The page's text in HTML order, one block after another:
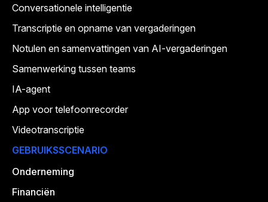
Conversationele intelligentie
Transcriptie en opname van vergaderingen
Notulen en samenvattingen van AI-vergaderingen
Samenwerking tussen teams
IA-agent
App voor telefoonrecorder
Videotranscriptie
GEBRUIKSSCENARIO
Onderneming
Financiën